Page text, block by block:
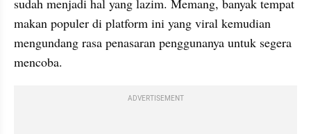
sudah menjadi hal yang lazim. Memang, banyak tempat
makan populer di platform ini yang viral kemudian
mengundang rasa penasaran penggunanya untuk segera
mencoba.
ADVERTISEMENT